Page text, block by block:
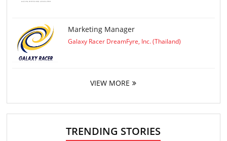
Marketing Manager
Galaxy Racer DreamFyre, Inc. (Thailand)
VIEW MORE
TRENDING STORIES